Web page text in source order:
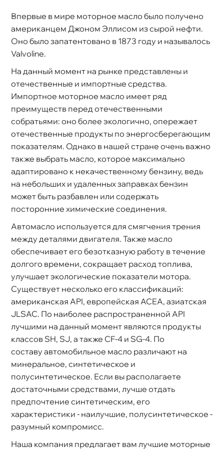
первые в мире моторное масло было получено
американцем Джоном Эллисом из сырой нефти.
Оно было запатентовано в 1873 году и называлось
Valvoline.
На данный момент на рынке представлены и
отечественные и импортные средства.
Импортное моторное масло имеет ряд
преимуществ перед отечественными
собратьями: оно более экологично, опережает
отечественные продукты по энергосберегающим
показателям. Однако в нашей стране очень важно
также выбрать масло, которое максимально
адаптировано к некачественному бензину, ведь
на небольших и удаленных заправках бензин
может быть разбавлен или содержать
посторонние химические соединения.
Автомасло используется для смягчения трения
между деталями двигателя. Также масло
обеспечивает его безотказную работу в течение
долгого времени, сокращает расход топлива,
улучшает экологические показатели мотора.
Существует несколько его классификаций:
американская API, европейская ACEA, азиатская
JLSAC. По наиболее распространенной API
лучшими на данный момент являются продукты
классов SH, SJ, а также CF-4 и SG-4. По
составу автомобильное масло различают на
минеральное, синтетическое и
полусинтетическое. Если вы располагаете
достаточными средствами, лучше отдать
предпочтение синтетическим, его
характеристики - наилучшие, полусинтетическое -
разумный компромисс.
Наша компания предлагает вам лучшие моторные